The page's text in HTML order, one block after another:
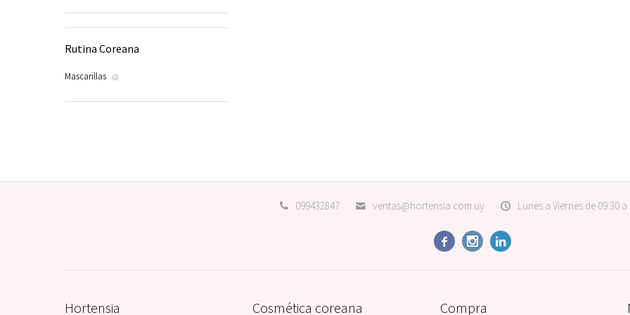
Rutina Coreana
Mascarillas (2)
099432847 ventas@hortensia.com.uy Lunes a Viernes de 09:30 a
  
Hortensia Cosmética coreana Compra